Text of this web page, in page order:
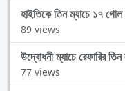
হাইতিকে তিন ম্যাচে ১৭ গোল
89 views
উদ্বোধনী ম্যাচে রেফারির
77 views